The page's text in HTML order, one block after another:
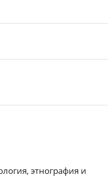
этнография и